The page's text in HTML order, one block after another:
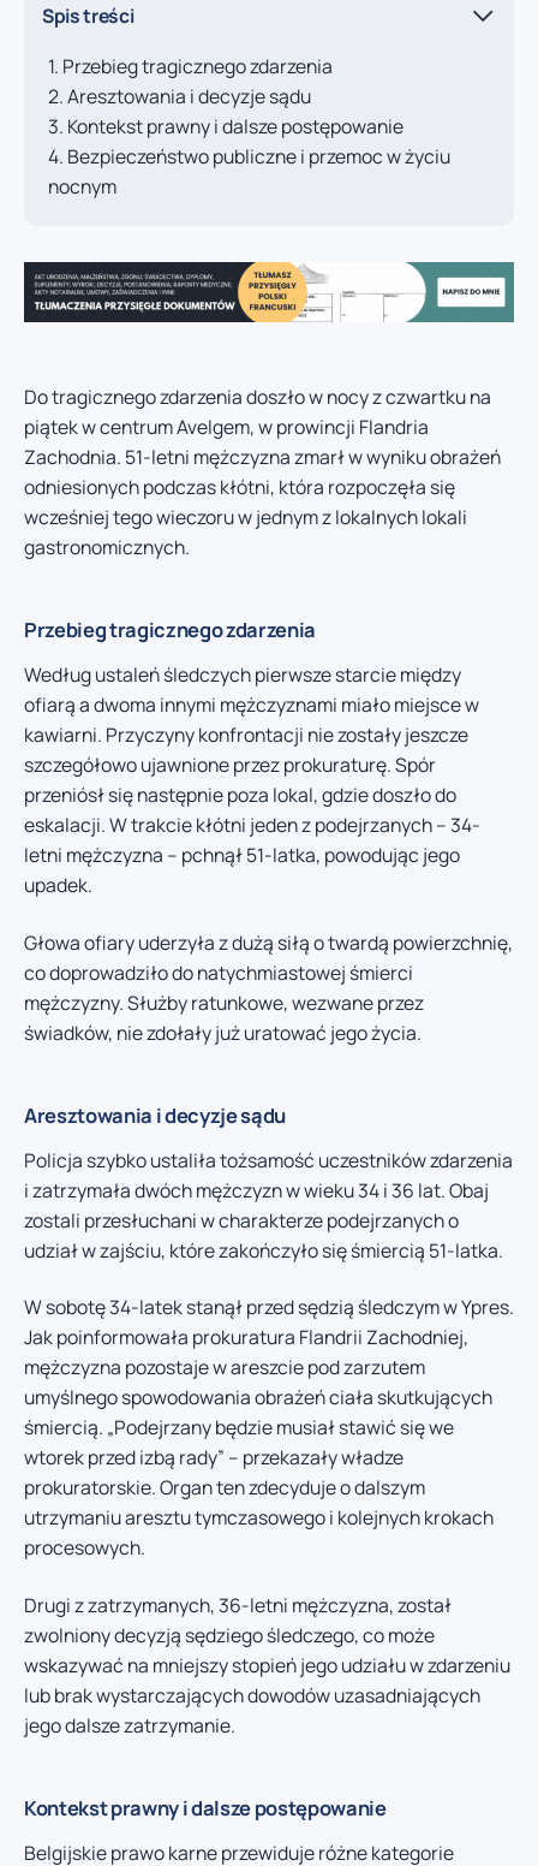
Spis treści
Przebieg tragicznego zdarzenia
Aresztowania i decyzje sądu
Kontekst prawny i dalsze postępowanie
Bezpieczeństwo publiczne i przemoc w życiu
nocnym
Do tragicznego zdarzenia doszło w nocy z czwartku na
piątek w centrum Avelgem, w prowincji Flandria
Zachodnia. 51-letni mężczyzna zmarł w wyniku obrażeń
odniesionych podczas kłótni, która rozpoczęła się
wcześniej tego wieczoru w jednym z lokalnych lokali
gastronomicznych.
Przebieg tragicznego zdarzenia
Według ustaleń śledczych pierwsze starcie między
ofiarą a dwoma innymi mężczyznami miało miejsce w
kawiarni. Przyczyny konfrontacji nie zostały jeszcze
szczegółowo ujawnione przez prokuraturę. Spór
przeniósł się następnie poza lokal, gdzie doszło do
eskalacji. W trakcie kłótni jeden z podejrzanych – 34-
letni mężczyzna – pchnął 51-latka, powodując jego
upadek.
Głowa ofiary uderzyła z dużą siłą o twardą powierzchnię,
co doprowadziło do natychmiastowej śmierci
mężczyzny. Służby ratunkowe, wezwane przez
świadków, nie zdołały już uratować jego życia.
Aresztowania i decyzje sądu
Policja szybko ustaliła tożsamość uczestników zdarzenia
i zatrzymała dwóch mężczyzn w wieku 34 i 36 lat. Obaj
zostali przesłuchani w charakterze podejrzanych o
udział w zajściu, które zakończyło się śmiercią 51-latka.
W sobotę 34-latek stanął przed sędzią śledczym w Ypres.
Jak poinformowała prokuratura Flandrii Zachodniej,
mężczyzna pozostaje w areszcie pod zarzutem
umyślnego spowodowania obrażeń ciała skutkujących
śmiercią. „Podejrzany będzie musiał stawić się we
wtorek przed izbą rady” – przekazały władze
prokuratorskie. Organ ten zdecyduje o dalszym
utrzymaniu aresztu tymczasowego i kolejnych krokach
procesowych.
Drugi z zatrzymanych, 36-letni mężczyzna, został
zwolniony decyzją sędziego śledczego, co może
wskazywać na mniejszy stopień jego udziału w zdarzeniu
lub brak wystarczających dowodów uzasadniających
jego dalsze zatrzymanie.
Kontekst prawny i dalsze postępowanie
Belgijskie prawo karne przewiduje różne kategorie